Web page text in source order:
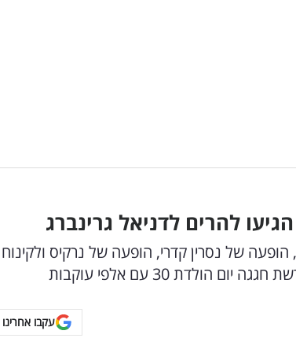
של נסרין קדרי, הופעה של נרקיס ולקינוח
30 עם אלפי עוקבות
עקבו אחרינו